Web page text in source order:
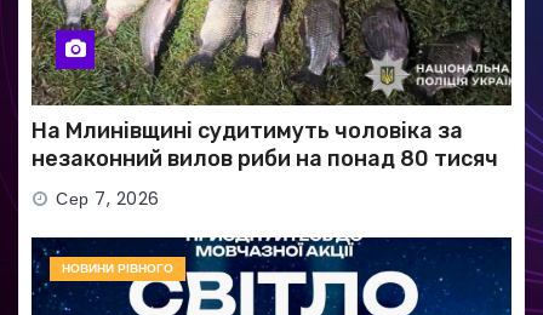
На Млинівщині судитимуть чоловіка за
незаконний вилов риби на понад 80 тисяч
гривень
Сер 7, 2026
НОВИНИ РІВНОГО